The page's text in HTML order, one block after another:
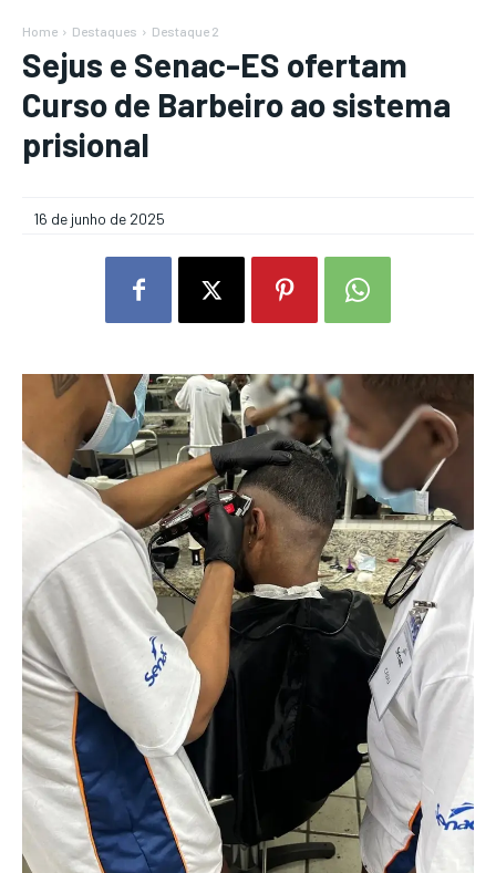
Home Destaques Destaque 2
Sejus e Senac-ES ofertam
Curso de Barbeiro ao sistema
prisional
16 de junho de 2025